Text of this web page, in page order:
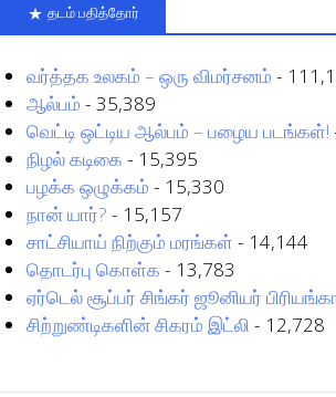
தடம் பதித்தோர்
வர்த்தக உலகம் – ஒரு விமர்சனம் -
ஆல்பம் - 35,389
வெட்டி ஒட்டிய ஆல்பம் – பழைய படங்கள்!
நிழல் கடிகை - 15,395
பழக்க ஒழுக்கம் - 15,330
நான் யார்? - 15,157
சாட்சியாய் நிற்கும் மரங்கள் - 14,144
தொடர்பு கொள்க - 13,783
ஏர்டெல் சூப்பர் சிங்கர் ஜூனியர்
சிற்றுண்டிகளின் சிகரம் இட்லி - 12,728